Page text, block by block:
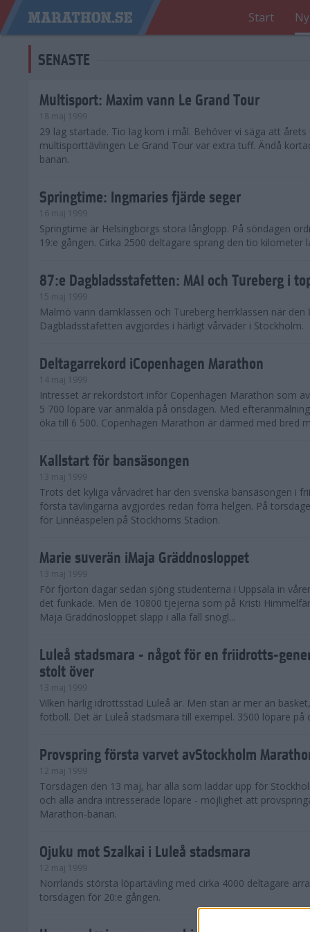
Start
SENASTE
Multisport: Maxim vann Le Grand Tour
18 maj 1999
29 lag startade. Tio lag kom i mål. Behöver vi säga att årets
multisporttävlingen Le Grand Tour var extra tuff. Ändå
banan.
Springtime: Ingmaries fjärde seger
16 maj 1999
Springtime är Helsingborgs stora långlopp. På söndagen
19:e gången. Cirka 2500 deltagare sprang den tio kilometer
87:e Dagbladsstafetten: MAI och Tureberg i
15 maj 1999
Malmö vann damklassen och Tureberg herrklassen när den
Dagbladsstafetten avgjordes i härligt vårväder i Stockholm.
Deltagarrekord iCopenhagen Marathon
14 maj 1999
Intresset är rekordstort inför Copenhagen Marathon som
5 700 löpare var anmälda på onsdagen. Med
öka till 6 500. Copenhagen Marathon är därmed med bred
Kallstart för bansäsongen
13 maj 1999
Trots det kyliga vårvädret har den svenska bansäsongen i
första tävlingarna avgjordes redan förra helgen. På
för Linnéaspelen på Stockhoms Stadion.
Marie suverän iMaja Gräddnosloppet
13 maj 1999
För fjorton dagar sedan sjöng studenterna i Uppsala in
det funkade. Men de 10800 tjejerna som på Kristi
Maja Gräddnosloppet slapp i alla fall snögl...
Luleå stadsmara - något för en friidrotts-
stolt över
13 maj 1999
Vilken härlig idrottsstad Luleå är. Men stan är mer än
fotboll. Det är Luleå stadsmara till exempel. 3500 löpare på
Provspring första varvet avStockholm
12 maj 1999
Torsdagen den 13 maj, har alla som laddar upp för
och alla andra intresserade löpare - möjlighet att
Marathon-banan.
Ojuku mot Szalkai i Luleå stadsmara
12 maj 1999
Norrlands största löpartävling med cirka 4000 deltagare
torsdagen för 20:e gången.